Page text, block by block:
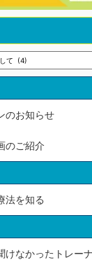
のお知らせ
のご紹介
法を知る
けなかったトレー